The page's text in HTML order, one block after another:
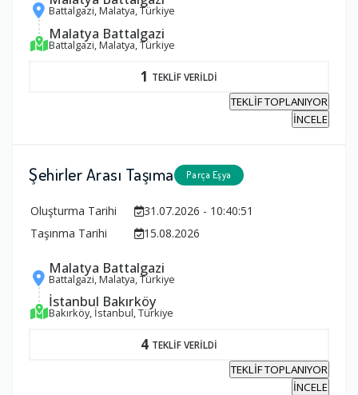
Battalgazi, Malatya, Türkiye
Malatya Battalgazi
Battalgazi, Malatya, Türkiye
1 TEKLİF VERİLDİ
TEKLİF TOPLANIYOR
İNCELE
Şehirler Arası Taşıma Parça Eşya
Oluşturma Tarihi
31.07.2026 - 10:40:51
Taşınma Tarihi
15.08.2026
Malatya Battalgazi
Battalgazi, Malatya, Türkiye
İstanbul Bakırköy
Bakırköy, İstanbul, Türkiye
4 TEKLİF VERİLDİ
TEKLİF TOPLANIYOR
İNCELE